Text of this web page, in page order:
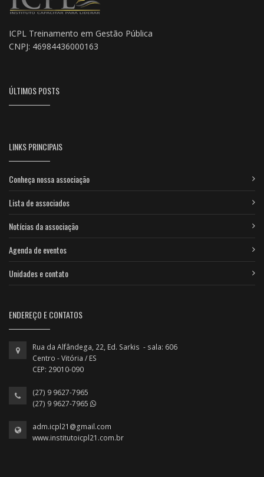
ICPL Treinamento em Gestão Pública
CNPJ: 46984436000163
ÚLTIMOS POSTS
LINKS PRINCIPAIS
Conheça nossa associação
Lista de associados
Notícias da associação
Agenda de eventos
Unidades e contato
ENDEREÇO E CONTATOS
Rua da Alfândega, 22, Ed. Sarkis - sala: 606
Centro - Vitória / ES
CEP: 29010-090
(27) 9 9627-7965
(27) 9 9627-7965
adm.icpl21@gmail.com
www.institutoicpl21.com.br